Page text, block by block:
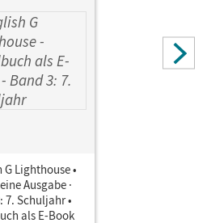
G Lighthouse •
Ausgabe ·
7. Schuljahr •
als E-Book